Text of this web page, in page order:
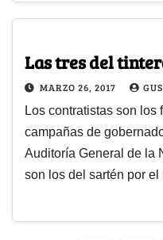
Las tres del
MARZO 26, 2017
Los contratistas son
campañas de
Auditoría General de la
son los del sartén por el